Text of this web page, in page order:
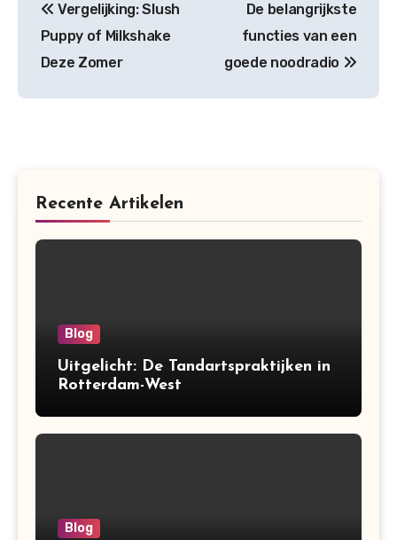
navigation
Vergelijking: Slush
Puppy of Milkshake
Deze Zomer
De belangrijkste
functies van een
goede noodradio
Recente Artikelen
Blog
Uitgelicht: De Tandartspraktijken in
Rotterdam-West
Blog